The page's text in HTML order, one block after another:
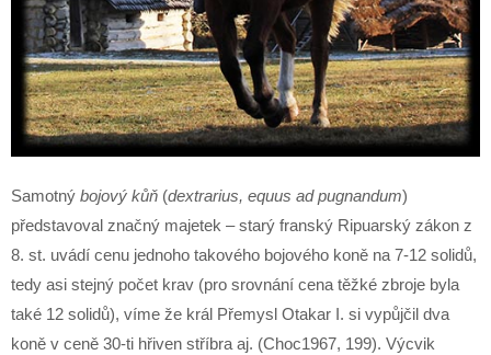
Samotný bojový kůň (dextrarius, equus ad pugnandum)
představoval značný majetek – starý franský Ripuarský zákon z
8. st. uvádí cenu jednoho takového bojového koně na 7-12 solidů,
tedy asi stejný počet krav (pro srovnání cena těžké zbroje byla
také 12 solidů), víme že král Přemysl Otakar I. si vypůjčil dva
koně v ceně 30-ti hřiven stříbra aj. (Choc1967, 199). Výcvik